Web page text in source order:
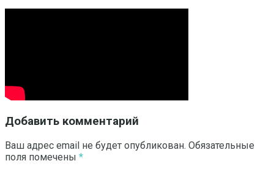
Добавить комментарий
Ваш адрес email не будет опубликован. Обязательные
поля помечены *